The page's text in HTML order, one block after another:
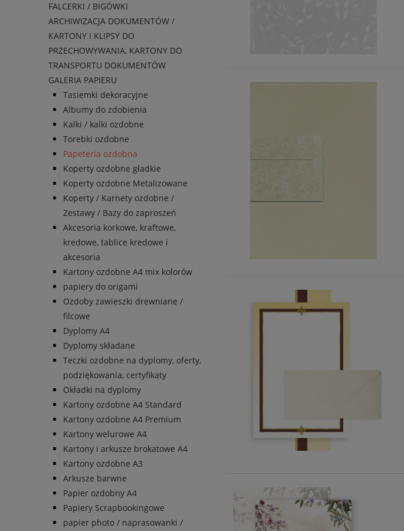
FALCERKI / BIGÓWKI
ARCHIWIZACJA DOKUMENTÓW /
KARTONY I KLIPSY DO
PRZECHOWYWANIA, KARTONY DO
TRANSPORTU DOKUMENTÓW
GALERIA PAPIERU
Tasiemki dekoracyjne
Albumy do zdobienia
Kalki / kalki ozdobne
Torebki ozdobne
Papeteria ozdobna
Koperty ozdobne gładkie
Koperty ozdobne Metalizowane
Koperty / Karnety ozdobne /
Zestawy / Bazy do zaproszeń
Akcesoria korkowe, kraftowe,
kredowe, tablice kredowe i
akcesoria
Kartony ozdobne A4 mix kolorów
papiery do origami
Ozdoby zawieszki drewniane /
filcowe
Dyplomy A4
Dyplomy składane
Teczki ozdobne na dyplomy, oferty,
podziękowania, certyfikaty
Okładki na dyplomy
Kartony ozdobne A4 Standard
Kartony ozdobne A4 Premium
Kartony welurowe A4
Kartony i arkusze brokatowe A4
Kartony ozdobne A3
Arkusze barwne
Papier ozdobny A4
Papiery Scrapbookingowe
papier photo / naprasowanki /